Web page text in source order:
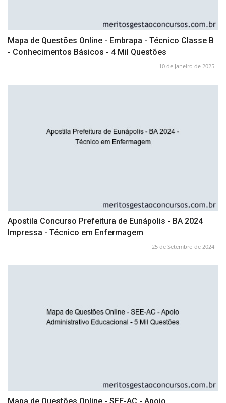
Mapa de Questões Online - Embrapa - Técnico Classe B
- Conhecimentos Básicos - 4 Mil Questões
10 de Janeiro de 2025
Apostila Concurso Prefeitura de Eunápolis - BA 2024
Impressa - Técnico em Enfermagem
25 de Setembro de 2024